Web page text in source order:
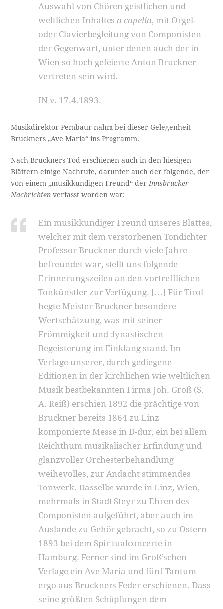
Auswahl von Chören geistlichen und
weltlichen Inhaltes a capella, mit Orgel-
oder Clavierbegleitung von Componisten
der Gegen­wart, unter denen auch der in
Wien so hoch ge­feierte Anton Bruckner
vertreten sein wird.
IN v. 17.4.1893.
Musikdirektor Pembaur nahm bei dieser Gelegenheit
Bruckners „Ave Maria“ ins Programm.
Nach Bruckners Tod erschienen auch in den hiesigen
Blättern einige Nachrufe, darunter auch der folgende, der
von einem „musikkundigen Freund“ der Innsbrucker
Nachrichten verfasst worden war:
Ein musikkundiger Freund unseres Blattes,
welcher mit dem verstorbenen Tondichter
Professor Bruckner durch viele Jahre
befreundet war, stellt uns fol­gende
Erinnerungszeilen an den vortrefflichen
Tonkünstler zur Verfügung. […] Für Tirol
hegte Meister Bruckner besondere
Wertschätzung, was mit seiner
Frömmigkeit und dynastischen
Begeisterung im Einklang stand. Im
Verlage unserer, durch gediegene
Editionen in der kirchlichen wie weltlichen
Musik bestbe­kannten Firma Joh. Groß (S.
A. Reiß) erschien 1892 die prächtige von
Bruckner bereits 1864 zu Linz
komponierte Messe in D-dur, ein bei allem
Reichthum musikalischer Erfindung und
glanzvoller Orchesterbehandlung
weihevolles, zur Andacht stim­mendes
Tonwerk. Dasselbe wurde in Linz, Wien,
mehrmals in Stadt Steyr zu Ehren des
Componisten aufgeführt, aber auch im
Auslande zu Ge­hör gebracht, so zu Ostern
1893 bei dem Spiri­tualconcerte in
Hamburg. Ferner sind im Groß’schen
Verlage ein Ave Maria und fünf Tantum
ergo aus Bruckners Feder erschienen. Dass
seine größten Schöpfungen dem